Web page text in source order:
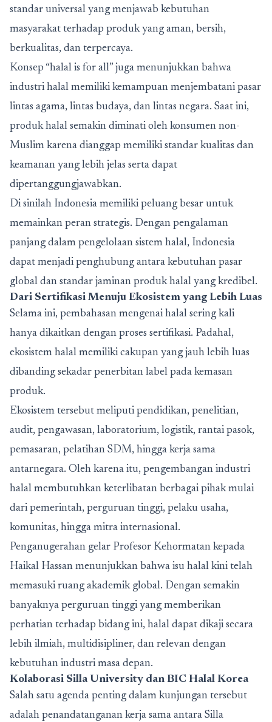
standar universal yang menjawab kebutuhan
masyarakat terhadap produk yang aman, bersih,
berkualitas, dan terpercaya.
Konsep “halal is for all” juga menunjukkan bahwa
industri halal memiliki kemampuan menjembatani pasar
lintas agama, lintas budaya, dan lintas negara. Saat ini,
produk halal semakin diminati oleh konsumen non-
Muslim karena dianggap memiliki standar kualitas dan
keamanan yang lebih jelas serta dapat
dipertanggungjawabkan.
Di sinilah Indonesia memiliki peluang besar untuk
memainkan peran strategis. Dengan pengalaman
panjang dalam pengelolaan sistem halal, Indonesia
dapat menjadi penghubung antara kebutuhan pasar
global dan standar jaminan produk halal yang kredibel.
Dari Sertifikasi Menuju Ekosistem yang Lebih Luas
Selama ini, pembahasan mengenai halal sering kali
hanya dikaitkan dengan proses sertifikasi. Padahal,
ekosistem halal memiliki cakupan yang jauh lebih luas
dibanding sekadar penerbitan label pada kemasan
produk.
Ekosistem tersebut meliputi pendidikan, penelitian,
audit, pengawasan, laboratorium, logistik, rantai pasok,
pemasaran, pelatihan SDM, hingga kerja sama
antarnegara. Oleh karena itu, pengembangan industri
halal membutuhkan keterlibatan berbagai pihak mulai
dari pemerintah, perguruan tinggi, pelaku usaha,
komunitas, hingga mitra internasional.
Penganugerahan gelar Profesor Kehormatan kepada
Haikal Hassan menunjukkan bahwa isu halal kini telah
memasuki ruang akademik global. Dengan semakin
banyaknya perguruan tinggi yang memberikan
perhatian terhadap bidang ini, halal dapat dikaji secara
lebih ilmiah, multidisipliner, dan relevan dengan
kebutuhan industri masa depan.
Kolaborasi Silla University dan BIC Halal Korea
Salah satu agenda penting dalam kunjungan tersebut
adalah penandatanganan kerja sama antara Silla